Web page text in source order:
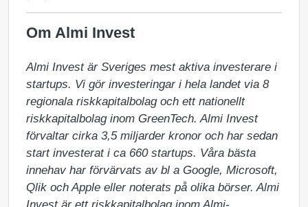
Om Almi Invest
Almi Invest är Sveriges mest aktiva investerare i
startups. Vi gör investeringar i hela landet via 8
regionala riskkapitalbolag och ett nationellt
riskkapitalbolag inom GreenTech. Almi Invest
förvaltar cirka 3,5 miljarder kronor och har sedan
start investerat i ca 660 startups. Våra bästa
innehav har förvärvats av bl a Google, Microsoft,
Qlik och Apple eller noterats på olika börser. Almi